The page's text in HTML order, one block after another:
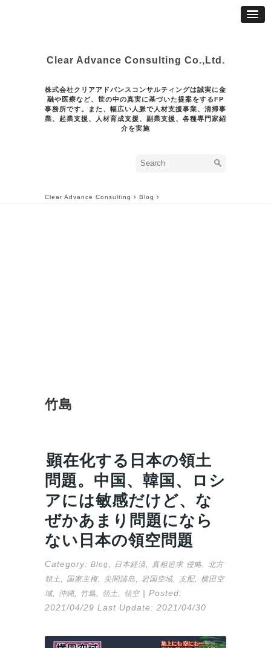
Clear Advance Consulting Co.,Ltd.
株式会社クリアアドバンスコンサルティングは誠実に金
融や医療など、世の中の真実に基づいた提案をするFP
事務所です。また、幅広い人脈で人材支援事業、清掃事
業、起業支援、人材育成支援、副業支援、各種専門家紹
介を実施
Clear Advance Consulting Blog
竹島
顕在化する日本の領土
問題。中国、韓国、ロシ
アには敏感だけど、な
ぜかあまり問題になら
ない日本の領空問題
Category: Blog 日本経済 真相追求 侵略
北方
領土
国家主権, 尖閣諸島 岩国空域, 支配, 横田空
域, 沖縄 竹島 領土 領空| Posted:
2021/04/29 Last Update: 2021/04/30